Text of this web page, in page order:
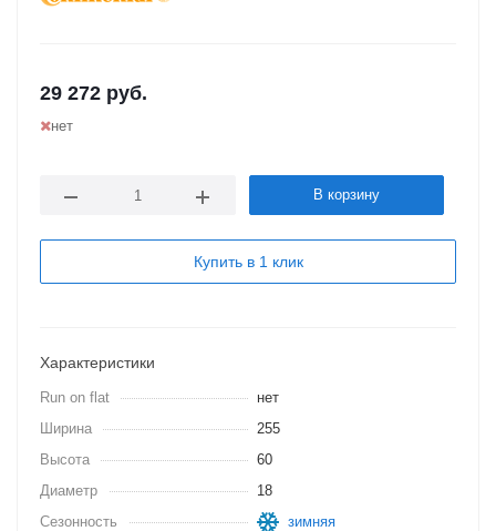
29 272 руб.
нет
В корзину
Купить в 1 клик
Характеристики
Run on flat
нет
Ширина
255
Высота
60
Диаметр
18
Сезонность
зимняя